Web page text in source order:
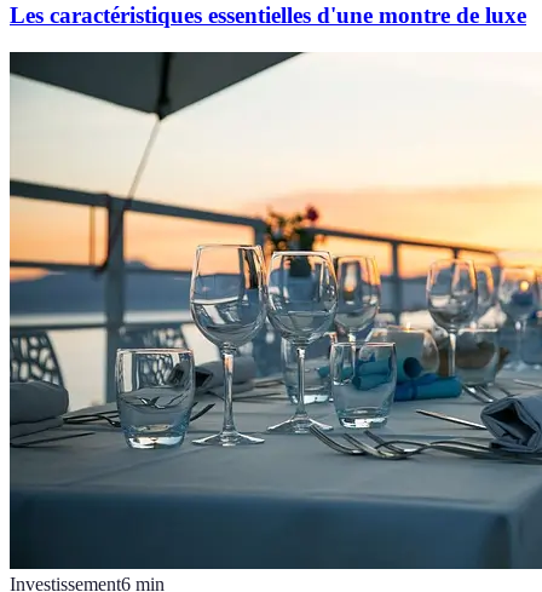
Les caractéristiques essentielles d'une montre de luxe
Investissement6 min